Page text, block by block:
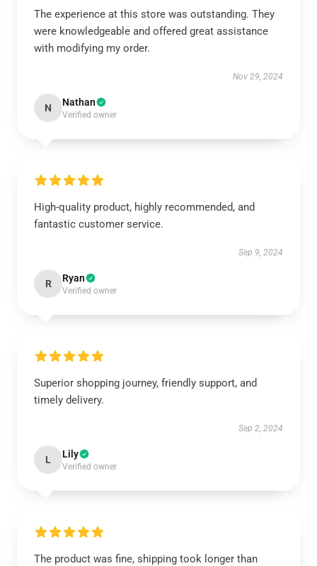
The experience at this store was outstanding. They
were knowledgeable and offered great assistance
with modifying my order.
Nov 29, 2024
N Nathan
Verified owner
High-quality product, highly recommended, and
fantastic customer service.
Sep 9, 2024
R Ryan
Verified owner
Superior shopping journey, friendly support, and
timely delivery.
Sep 2, 2024
L Lily
Verified owner
The product was fine, shipping took longer than